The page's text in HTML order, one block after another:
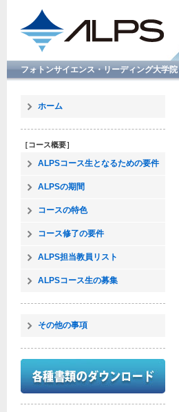
フォトンサイエンス・リーディング大
ホーム
［コース概要］
ALPSコース生となるための要件
ALPSの期間
コースの特色
コース修了の要件
ALPS担当教員リスト
ALPSコース生の募集
その他の事項